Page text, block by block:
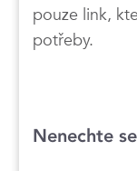
pouze link,
potřeby.
Nenechte